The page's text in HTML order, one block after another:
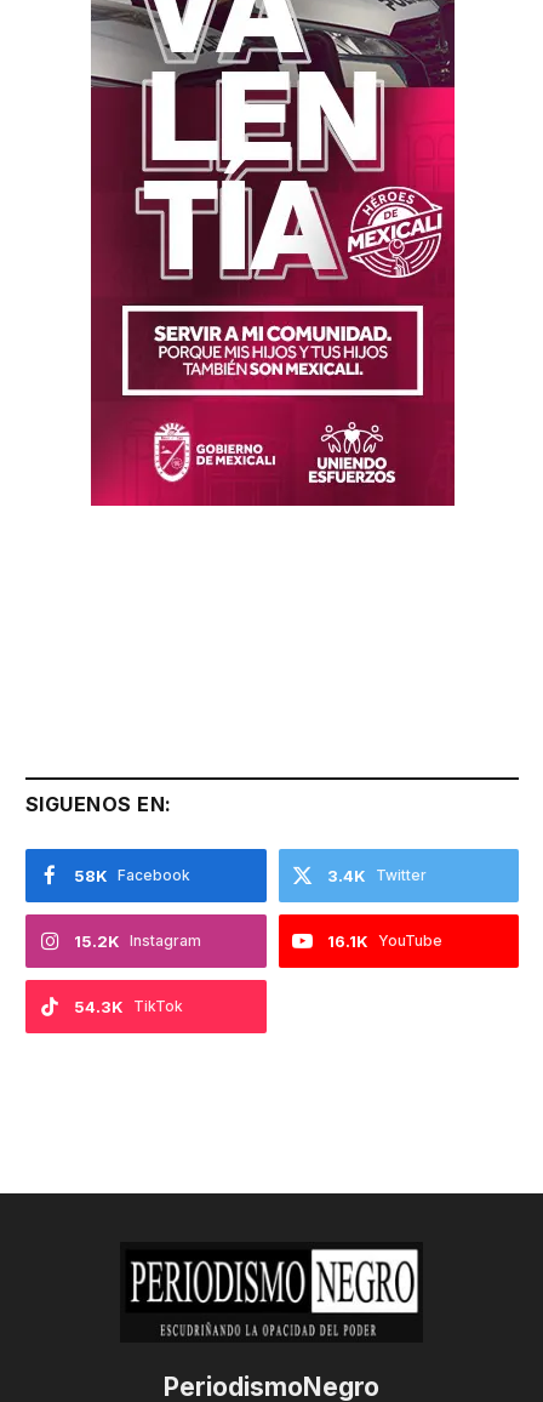
SIGUENOS EN:
Facebook
58K Twitter
3.4K
Instagram
15.2K YouTube
16.1K
TikTok
54.3K
PeriodismoNegro